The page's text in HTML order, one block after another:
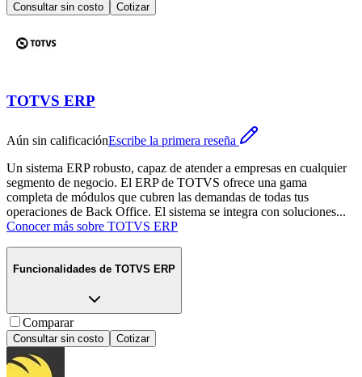
Consultar sin costo Cotizar
TOTVS ERP
Aún sin calificaciónEscribe la primera reseña
Un sistema ERP robusto, capaz de atender a empresas en cualquier
segmento de negocio. El ERP de TOTVS ofrece una gama
completa de módulos que cubren las demandas de todas tus
operaciones de Back Office. El sistema se integra con soluciones...
Conocer más sobre TOTVS ERP
Funcionalidades de TOTVS ERP
Comparar
Consultar sin costo Cotizar